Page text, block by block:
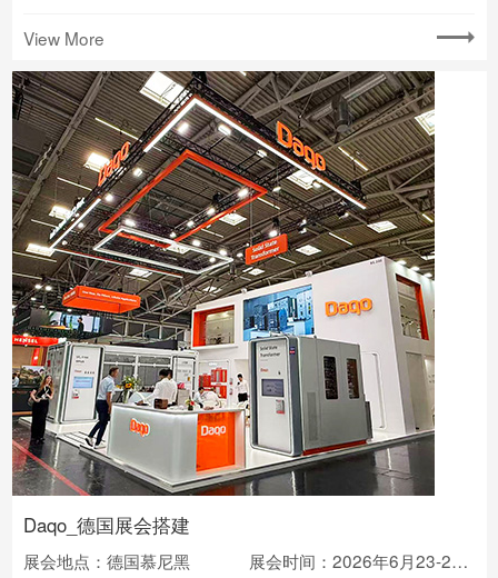
View More
Daqo_德国展会搭建
展会地点：德国慕尼黑
展会时间：2026年6月23-25日